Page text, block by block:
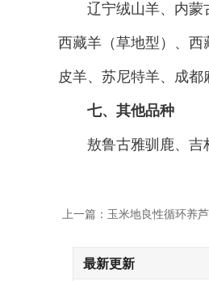
辽宁绒山羊、内蒙古
西藏羊（草地型）、
皮羊、苏尼特羊、成
七、其他品种
敖鲁古雅驯鹿、吉林
上一篇：玉米地良性循环养
最新更新